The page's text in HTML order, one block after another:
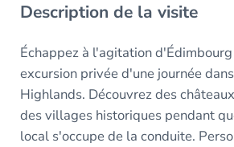
Description de la visite
Échappez à l'agitation
excursion privée d'une journée
Highlands. Découvrez des
des villages historiques pendant
local s'occupe de la conduite.